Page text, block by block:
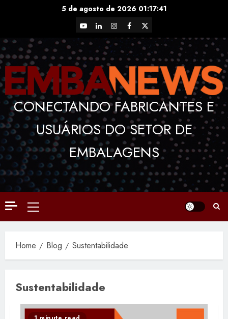
5 de agosto de 2026 01:17:42
YouTubeLinkedInInstagram
Facebook
X
CONECTANDO FABRICANTES E
USUÁRIOS DO SETOR DE
EMBALAGENS
Primary
Menu
Home Blog Sustentabilidade
Sustentabilidade